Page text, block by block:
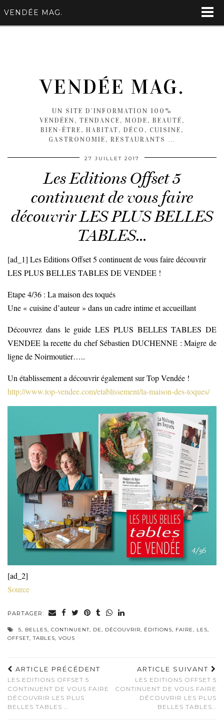
VENDÉE MAG.
VENDÉE MAG.
UN SITE D'INFORMATION 100%
VENDÉEN, TENDANCE, MODE, BEAUTÉ,
BIEN-ÊTRE, HABITAT, DÉCO, CUISINE,
GASTRONOMIE, RESTAURANTS …
27 JUILLET 2017
Les Editions Offset 5
continuent de vous faire
découvrir LES PLUS BELLES
TABLES…
[ad_1] Les Editions Offset 5 continuent de vous faire découvrir
LES PLUS BELLES TABLES DE VENDEE !
Etape 4/36 : La maison des toqués
Une « cuisine d’auteur » dans un cadre intime et accueillant
Découvrez dans le guide LES PLUS BELLES TABLES DE
VENDEE la recette du chef Sébastien DUCHENNE : Maigre de
ligne de Noirmoutier…..
Un établissement a découvrir également sur Top Vendée !
http://www.top-vendee.com/etablissement/la-maison-des-toques/
[ad_2]
Source
PARTAGER:
5, BELLES, CONTINUENT, DE, DÉCOUVRIR, ÉDITIONS, FAIRE, LES,
OFFSET,TABLES, VOUS
ARTICLE PRÉCÉDENT
LES EDITIONS OFFSET 5
CONTINUENT DE VOUS FAIRE
DÉCOUVRIR LES PLUS
BELLES TABLES …
ARTICLE SUIVANT
LES EDITIONS OFFSET 5
CONTINUENT DE VOUS FAIRE
DÉCOUVRIR LES PLUS
BELLES TABLES…